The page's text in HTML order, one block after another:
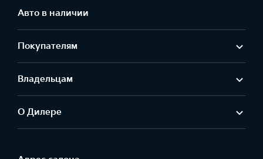
Авто в наличии
Покупателям
Владельцам
О Дилере